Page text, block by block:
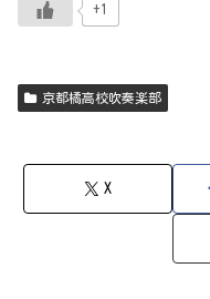
+1
京都橘高校吹奏楽部
X